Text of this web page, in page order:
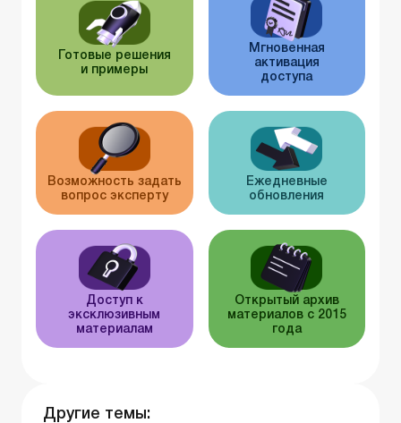
Готовые решения
и примеры
Мгновенная
активация
доступа
Возможность задать
вопрос эксперту
Ежедневные
обновления
Доступ к
эксклюзивным
материалам
Открытый архив
материалов с 2015
года
Другие темы: